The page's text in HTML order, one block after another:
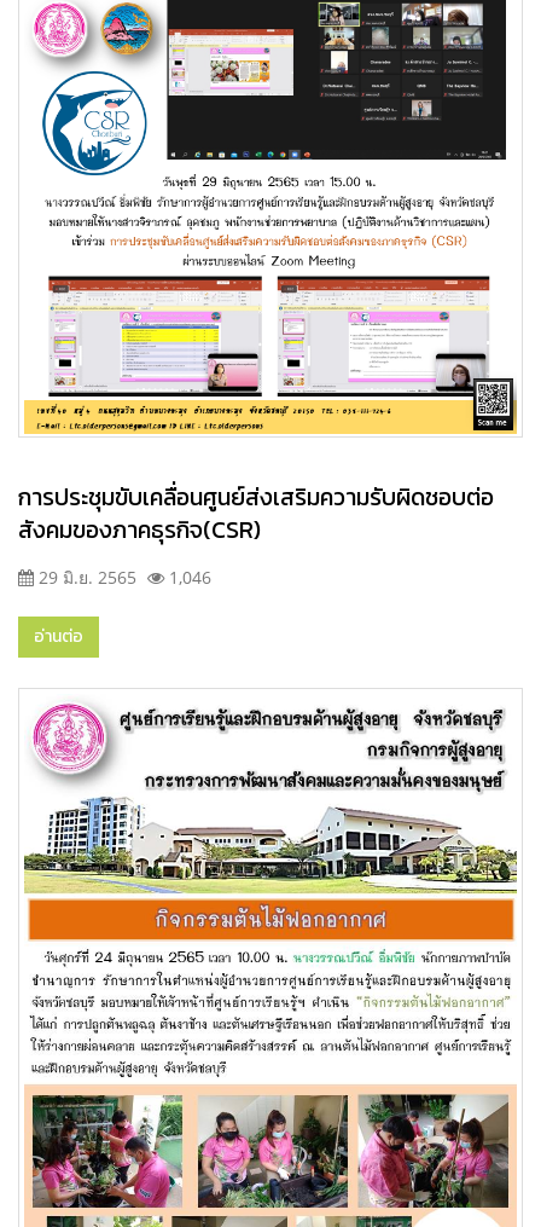
การประชุมขับเคลื่อนศูนย์ส่งเสริมความรับผิดชอบต่อ
สังคมของภาคธุรกิจ(CSR)
29 มิ.ย. 2565 1,046
อ่านต่อ